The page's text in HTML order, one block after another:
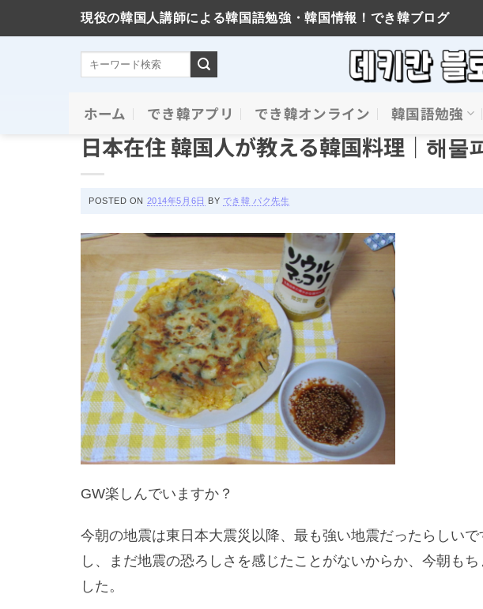
現役の韓国人講師による韓国語勉強・韓国情報！でき韓ブログ
ホーム でき韓アプリ でき韓オンライン 韓国語勉強
韓国料理
日本在住 韓国人が教える韓国料理｜해물
POSTED ON 2014年5月6日 BY でき韓 パク先生
GW楽しんでいますか？
今朝の地震は東日本大震災以降、最も強い地震だったらしい
し、まだ地震の恐ろしさを感じたことがないからか、今朝も
した。